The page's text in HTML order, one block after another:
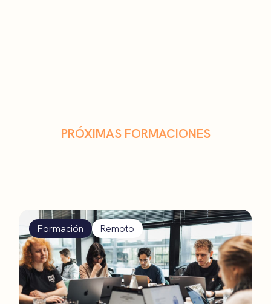
PRÓXIMAS FORMACIONES
Formación Remoto